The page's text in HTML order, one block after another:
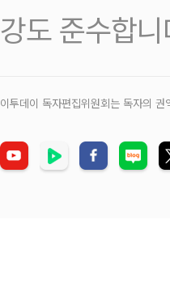
강도 준수합니
이투데이 독자편집위원회는 독자의